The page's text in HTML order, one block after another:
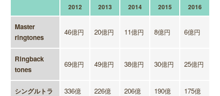
2012 2013 2014 2015 2016
Master
ringtones
46億円 20億円 11億円 8億円 6億円
Ringback
tones
69億円 49億円 38億円 30億円 25億円
シングルトラ
336億
226億
206億
190億
175億